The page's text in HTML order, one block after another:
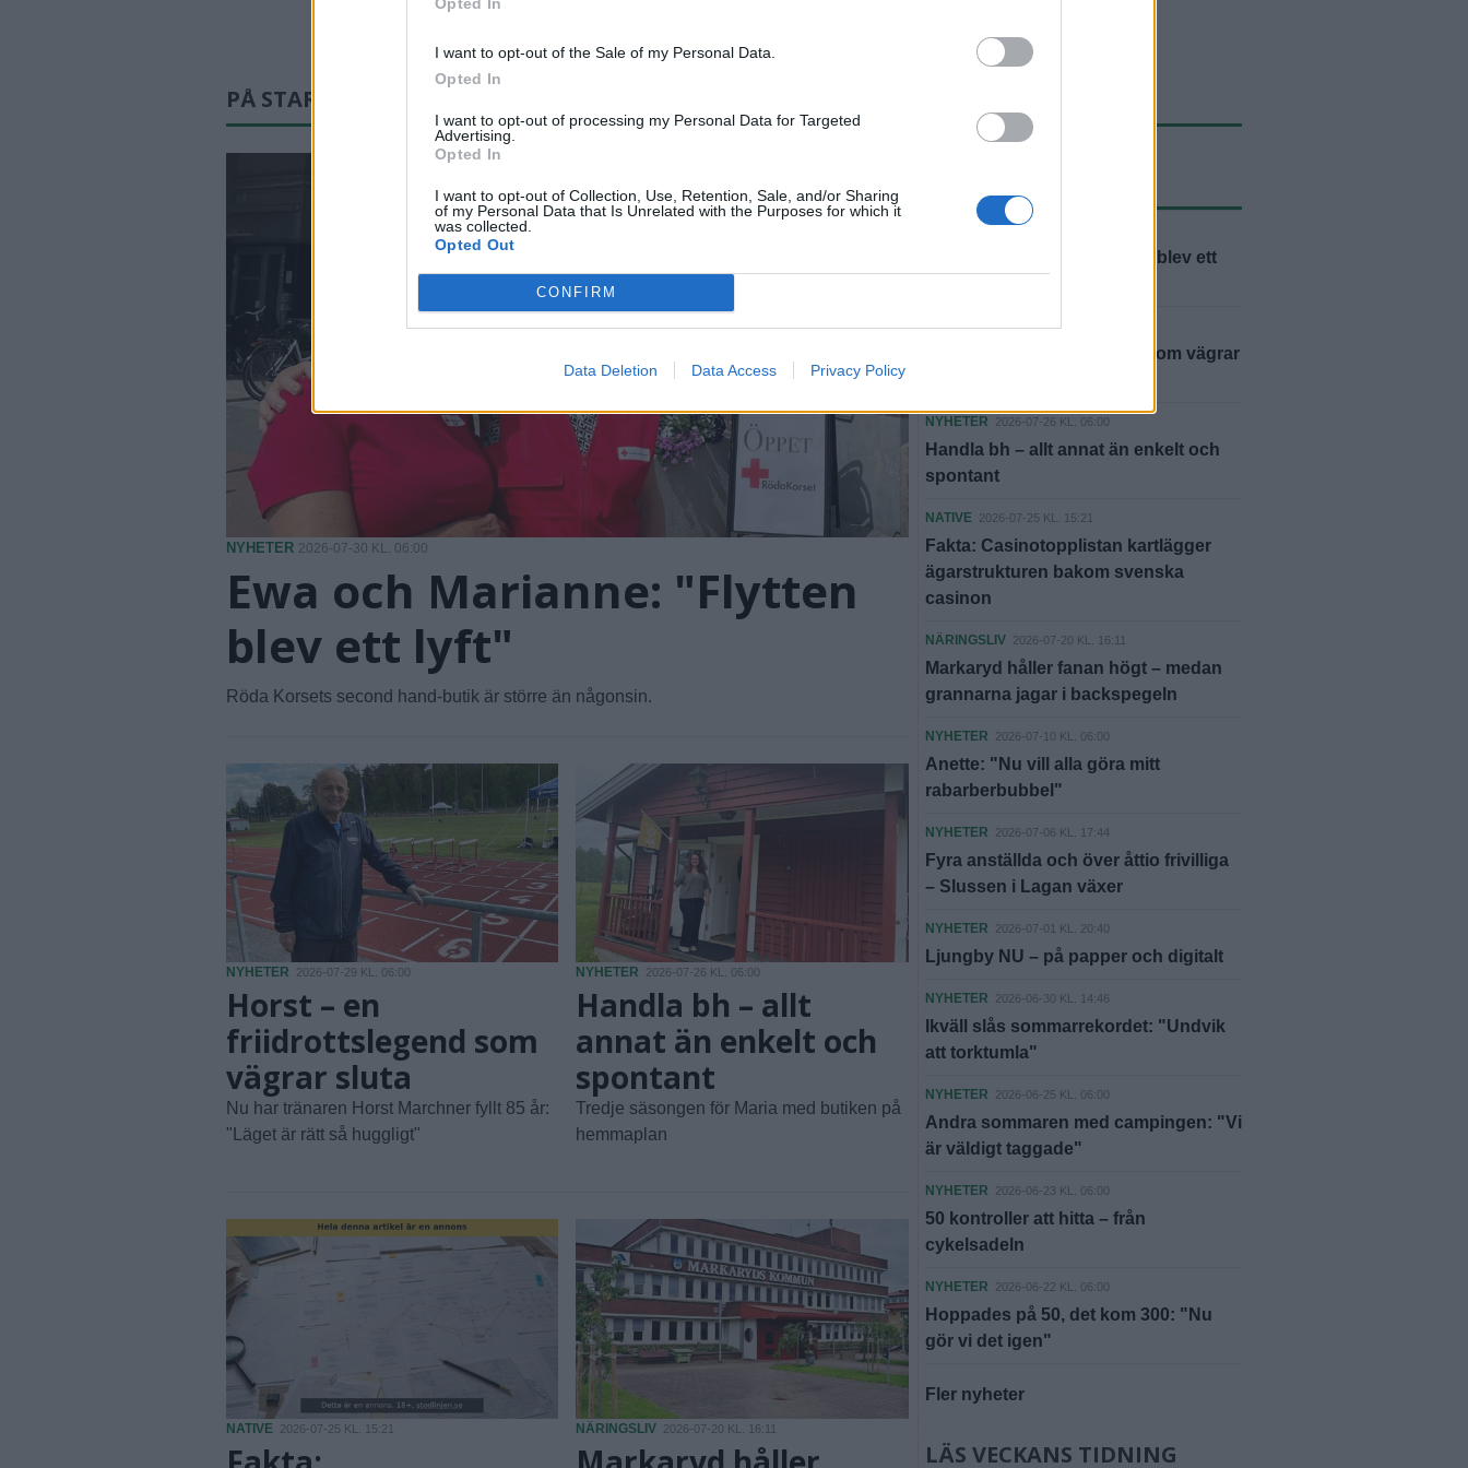
I want to opt-out of the Sale of my Personal Data.
Opted In
I want to opt-out of processing my Personal Data for Targeted
Advertising.
Opted In
I want to opt-out of Collection, Use, Retention, Sale, and/or Sharing
of my Personal Data that Is Unrelated with the Purposes for which it
was collected.
Opted Out
CONFIRM
Data Deletion Data Access Privacy Policy
PÅ STARTSIDAN JUST NU
NYHETER 2026-07-30 KL. 06:00
Ewa och Marianne: "Flytten
blev ett lyft"
Röda Korsets second hand-butik är större än någonsin.
NYHETER 2026-07-29 KL. 06:00
Horst – en
friidrottslegend som
vägrar sluta
Nu har tränaren Horst Marchner fyllt 85 år:
"Läget är rätt så huggligt"
NYHETER 2026-07-26 KL. 06:00
Handla bh – allt
annat än enkelt och
spontant
Tredje säsongen för Maria med butiken på
hemmaplan
NATIVE 2026-07-25 KL. 15:21 NÄRINGSLIV 2026-07-20 KL. 16:11
NYHETER 2026-07-30 KL. 06:00
Ewa och Marianne: "Flytten blev ett
NYHETER 2026-07-29 KL. 06:00
Horst – en friidrottslegend som vägrar
NYHETER 2026-07-26 KL. 06:00
Handla bh – allt annat än enkelt och
spontant
NATIVE 2026-07-25 KL. 15:21
Fakta: Casinotopplistan kartlägger
ägarstrukturen bakom svenska
casinon
NÄRINGSLIV 2026-07-20 KL. 16:11
Markaryd håller fanan högt – medan
grannarna jagar i backspegeln
NYHETER 2026-07-10 KL. 06:00
Anette: "Nu vill alla göra mitt
rabarberbubbel"
NYHETER 2026-07-06 KL. 17:44
Fyra anställda och över åttio frivilliga
– Slussen i Lagan växer
NYHETER 2026-07-01 KL. 20:40
Ljungby NU – på papper och digitalt
NYHETER 2026-06-30 KL. 14:46
Ikväll slås sommarrekordet: "Undvik
att torktumla"
NYHETER 2026-06-25 KL. 06:00
Andra sommaren med campingen: "Vi
är väldigt taggade"
NYHETER 2026-06-23 KL. 06:00
50 kontroller att hitta – från
cykelsadeln
NYHETER 2026-06-22 KL. 06:00
Hoppades på 50, det kom 300: "Nu
gör vi det igen"
Fler nyheter
LÄS VECKANS TIDNING